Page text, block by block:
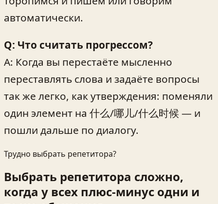
автоматически.
Q: Что считать прогрессом?
A: Когда вы перестаёте мысленно
переставлять слова и задаёте вопросы
так же легко, как утверждения: поменяли
один элемент на 什么/哪儿/什么时候 — и
пошли дальше по диалогу.
Трудно выбрать репетитора?
Выбрать репетитора сложно,
когда у всех плюс-минус одни и